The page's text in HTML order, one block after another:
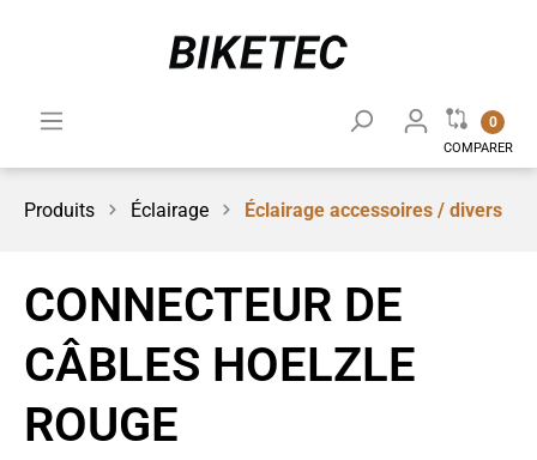
0
COMPARER
Produits Éclairage Éclairage accessoires / divers
CONNECTEUR DE
CÂBLES HOELZLE
ROUGE